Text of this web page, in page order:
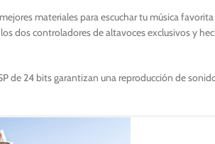
materiales para escuchar tu música
dos controladores de altavoces exclusivos y
24 bits garantizan una reproducción de